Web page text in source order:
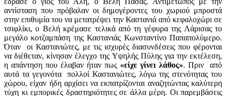
αντίσταση που πρόβαλαν οι δημογέροντες του χωριού μπροστά
στην επιθυμία του να μετατρέψει την Καστανιά από κεφαλοχώρι σε
τσιφλίκι, ο Βελή κρέμασε τελικά από τη γέφυρα της Λάρισας το
μεγάλο κοτζαμπάση της Καστανιάς Κωνσταντίνο Παπαπολύμερο.
Όταν οι Καστανιώτες, με τις ισχυρές διασυνδέσεις που φέρονται
να διέθεταν, κίνησαν έλεγχο της Υψηλής Πύλης για την εκτέλεση,
η απάντηση που έλαβαν ήταν πως «είχε γί­νει λάθος». Πριν από
αυτά τα γεγονότα πολλοί Καστανιώτες, λόγω της στενότητας του
χώρου, είχαν ήδη αρχίσει να εκπατρίζονται αναζητώντας καλύτερη
τύχη κι εμπορικές δραστηριότητες σε άλλα μέρη. Οι παρεμβάσεις